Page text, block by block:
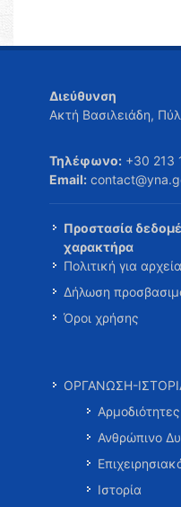
Διεύθυνση
Ακτή Βασιλειάδη,
Τηλέφωνο: +30 213
Email:
Προστασία
χαρακτήρα
Πολιτική για
Δήλωση
Όροι χρήσης
ΟΡΓΑΝΩΣΗ-
Αρμοδιότητες
Ανθρώπινο
Ιστορία